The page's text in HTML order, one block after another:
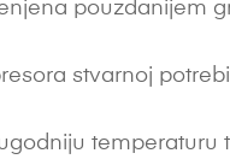
pouzdanijem
stvarnoj
temperaturu